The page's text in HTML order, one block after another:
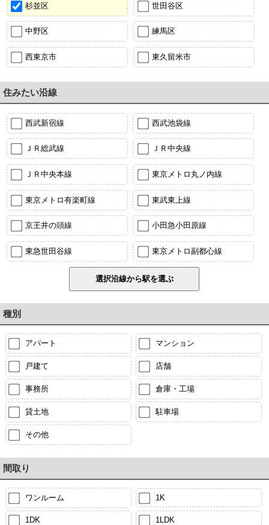
杉並区 世田谷区
中野区 練馬区
西東京市 東久留米市
住みたい沿線
西武新宿線 西武池袋線
ＪＲ総武線 ＪＲ中央線
ＪＲ中央本線 東京メトロ丸ノ内線
東京メトロ有楽町線 東武東上線
京王井の頭線 小田急小田原線
東急世田谷線 東京メトロ副都心線
種別
アパート マンション
戸建て 店舗
事務所 倉庫・工場
貸土地 駐車場
その他
間取り
ワンルーム 1K
1DK 1LDK